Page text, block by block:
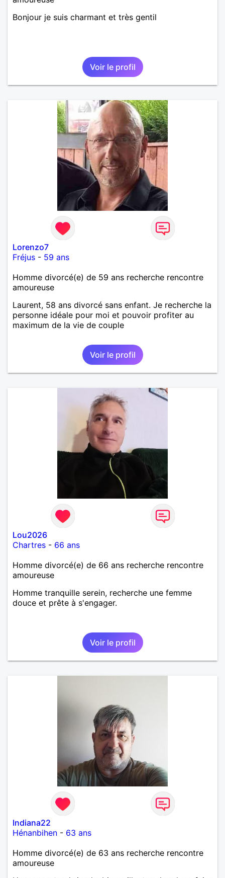
Bonjour je suis charmant et très gentil
Voir le profil
Lorenzo7
Fréjus - 59 ans
Homme divorcé(e) de 59 ans recherche rencontre
amoureuse
Laurent, 58 ans divorcé sans enfant. Je recherche la
personne idéale pour moi et pouvoir profiter au
maximum de la vie de couple
Voir le profil
Lou2026
Chartres - 66 ans
Homme divorcé(e) de 66 ans recherche rencontre
amoureuse
Homme tranquille serein, recherche une femme
douce et prête à s'engager.
Voir le profil
Indiana22
Hénanbihen - 63 ans
Homme divorcé(e) de 63 ans recherche rencontre
amoureuse